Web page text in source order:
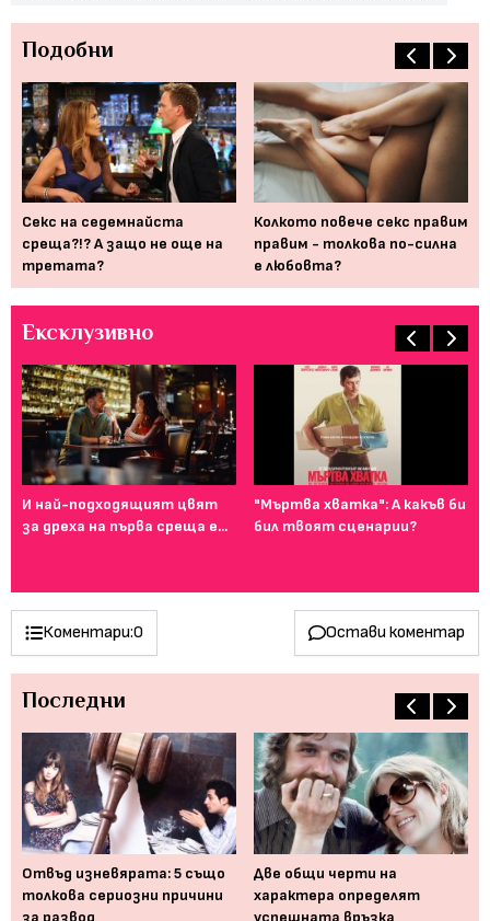
Подобни
Секс на седемнайста
среща?!? А защо не още на
третата?
Колкото повече секс правим
правим - толкова по-силна
е любовта?
Ексклузивно
И най-подходящият цвят
за дреха на първа среща е...
"Мъртва хватка": А какъв би
бил твоят сценарии?
Коментари:0 Остави коментар
Последни
Отвъд изневярата: 5 също
толкова сериозни причини
за развод
Две общи черти на
характера определят
успешната връзка